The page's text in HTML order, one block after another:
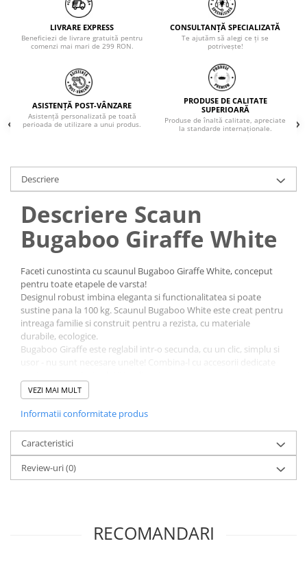
LIVRARE EXPRESS
Beneficiezi de livrare gratuită pentru
comenzi mai mari de 299 RON.
CONSULTANȚĂ SPECIALIZATĂ
Te ajutăm să alegi ce ți se
potrivește!
ASISTENȚĂ POST-VÂNZARE
Asistență personalizată pe toată
perioada de utilizare a unui produs.
PRODUSE DE CALITATE
SUPERIOARĂ
Produse de înaltă calitate, apreciate
la standarde internaționale.
Descriere
Descriere Scaun
Bugaboo Giraffe White
Faceti cunostinta cu scaunul Bugaboo Giraffe White, conceput
pentru toate etapele de varsta!
Designul robust imbina eleganta si functionalitatea si poate
sustine pana la 100 kg. Scaunul Bugaboo White este creat pentru
intreaga familie si construit pentru a rezista, cu materiale
durabile, ecologice.
Bugaboo Giraffe este reglabil intr-o secunda, cu un clic, simplu si
nascut, set pentru bebelusi si multe altele.
Castigator al premiului MADE FOR MUMS 2023, Scaunul
precum usurinta in asamblare/utilizare, confort si
eficienta.
VEZI MAI MULT
Informatii conformitate produs
Caracteristici
Review-uri(0)
RECOMANDARI